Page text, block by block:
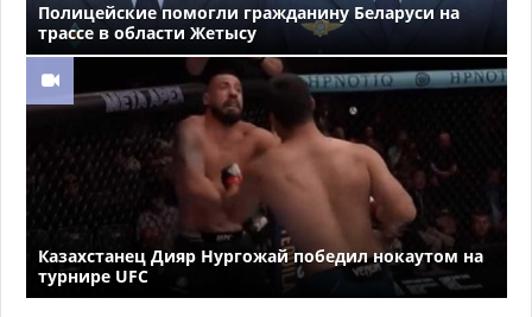
Полицейские помогли гражданину Беларуси на
трассе в области Жетысу
Казахстанец Дияр Нургожай победил нокаутом на
турнире UFC